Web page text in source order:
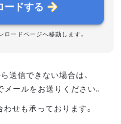
ードする
ロードページへ移動します。
送信できない場合は、
メールをお送りください。
せも承っております。